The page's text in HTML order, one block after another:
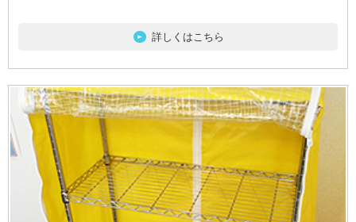
詳しくはこちら